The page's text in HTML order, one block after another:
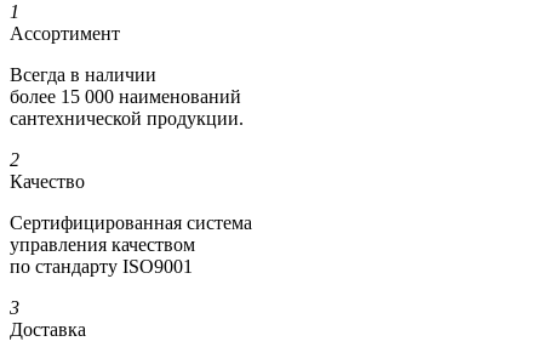
1
Ассортимент
Всегда в наличии
более 15 000 наименований
сантехнической продукции.
2
Качество
Сертифициро­ванная система
управления качеством
по стандарту ISO9001
3
Доставка